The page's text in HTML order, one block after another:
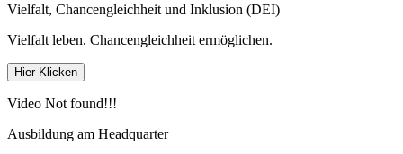
Vielfalt, Chancengleichheit und Inklusion (DEI)
Vielfalt leben. Chancengleichheit ermöglichen.
Hier Klicken
Video Not found!!!
Ausbildung am Headquarter